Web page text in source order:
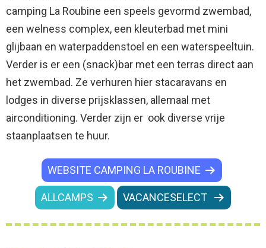
camping La Roubine een speels gevormd zwembad,
een welness complex, een kleuterbad met mini
glijbaan en waterpaddenstoel en een waterspeeltuin.
Verder is er een (snack)bar met een terras direct aan
het zwembad. Ze verhuren hier stacaravans en
lodges in diverse prijsklassen, allemaal met
airconditioning. Verder zijn er ook diverse vrije
staanplaatsen te huur.
WEBSITE CAMPING LA ROUBINE
ALLCAMPS VACANCESELECT